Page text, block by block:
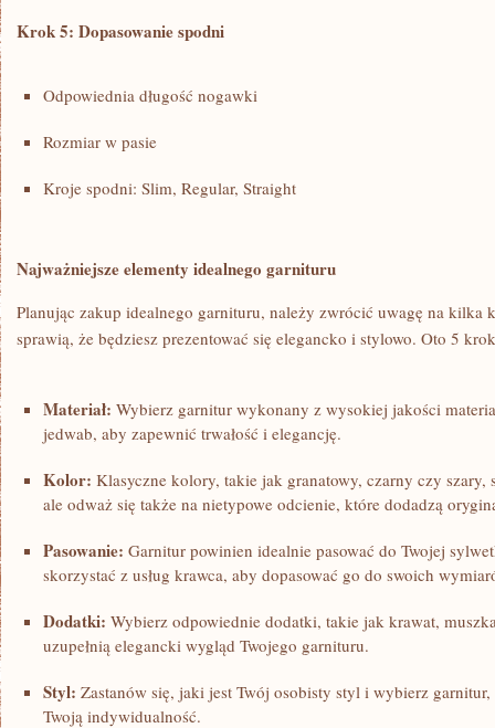
Krok 5: Dopasowanie spodni
Odpowiednia długość nogawki
Rozmiar w pasie
Kroje spodni:⁣ Slim,‌ Regular, Straight
Najważniejsze elementy⁤ idealnego garnituru
Planując ⁢zakup idealnego garnituru, ​należy zwrócić uwagę‍ na kilka
sprawią, że będziesz prezentować⁣ się elegancko ⁣i stylowo.⁢ Oto 5
Materiał: Wybierz‍ garnitur wykonany z⁤ wysokiej‌ jakości
jedwab,​ aby zapewnić trwałość i elegancję.
Kolor: Klasyczne kolory, takie jak granatowy, czarny czy szary,
ale ‍odważ się ‌także na nietypowe odcienie, które dodadzą
Pasowanie: Garnitur powinien idealnie pasować ​do Twojej
skorzystać z usług krawca, aby dopasować go do swoich
Dodatki: Wybierz odpowiednie ⁤dodatki, takie jak krawat,​
​uzupełnią‍ elegancki wygląd Twojego garnituru.
Styl: Zastanów się,‌ jaki jest Twój ⁤osobisty ⁤styl ⁤i wybierz
Twoją indywidualność.